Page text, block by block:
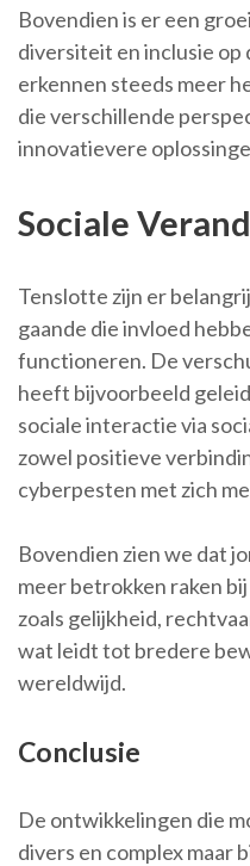
Bovendien is er een
diversiteit en inclusie
erkennen steeds meer
die verschillende
innovatievere
Sociale
Tenslotte zijn er
gaande die invloed
functioneren. De
heeft bijvoorbeeld
sociale interactie via
zowel positieve
cyberpesten met zich
Bovendien zien we dat
meer betrokken raken
zoals gelijkheid,
wat leidt tot bredere
wereldwijd.
Conclusie
De ontwikkelingen die
divers en complex maar